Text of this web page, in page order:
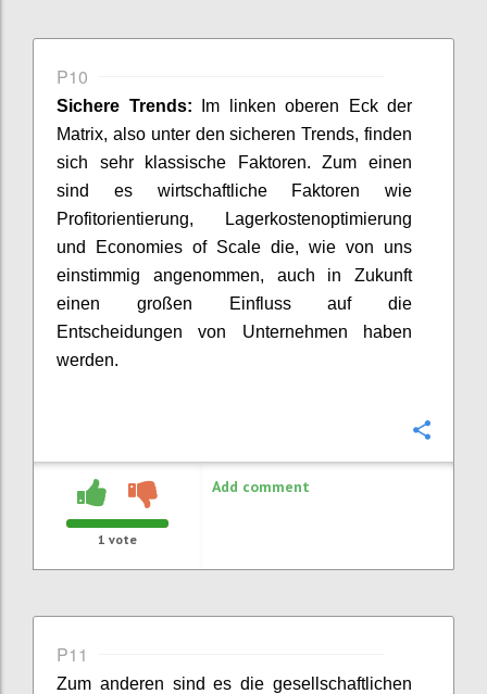
P10
Sichere Trends: Im linken oberen Eck der
Matrix, also unter den sicheren Trends, finden
sich sehr klassische Faktoren. Zumeinen
sind eswirtschaftliche Faktoren
wie
Profitorientierung, Lagerkostenoptimierung
und
Economies of Scale die, wie von uns
einstimmig angenommen, auch in Zukunft
einen großen Einfluss auf die
Entscheidungen von Unternehmen haben
werden.
1 vote
Add comment
P11
Zum anderen sindes die gesellschaftlichen